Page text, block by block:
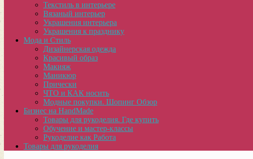
Текстиль в интерьере
Вязаный интерьер
Украшения интерьера
Украшения к празднику
Мода и Стиль
Дизайнерская одежда
Красивый образ
Макияж
Маникюр
Прически
ЧТО и КАК носить
Модные покупки. Шопинг Обзор
Бизнес на HandMade
Товары для рукоделия. Где купить
Обучение и мастер-классы
Рукоделие как Работа
Товары для рукоделия